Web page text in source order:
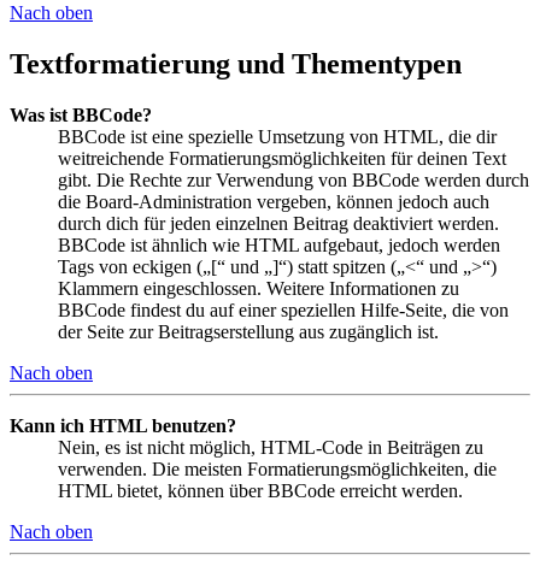
Nach oben
Textformatierung und Thementypen
Was ist BBCode?
BBCode ist eine spezielle Umsetzung von HTML, die dir
weitreichende Formatierungsmöglichkeiten für deinen Text
gibt. Die Rechte zur Verwendung von BBCode werden durch
die Board-Administration vergeben, können jedoch auch
durch dich für jeden einzelnen Beitrag deaktiviert werden.
BBCode ist ähnlich wie HTML aufgebaut, jedoch werden
Tags von eckigen („[“ und „]“) statt spitzen („<“ und „>“)
Klammern eingeschlossen. Weitere Informationen zu
BBCode findest du auf einer speziellen Hilfe-Seite, die von
der Seite zur Beitragserstellung aus zugänglich ist.
Nach oben
Kann ich HTML benutzen?
Nein, es ist nicht möglich, HTML-Code in Beiträgen zu
verwenden. Die meisten Formatierungsmöglichkeiten, die
HTML bietet, können über BBCode erreicht werden.
Nach oben